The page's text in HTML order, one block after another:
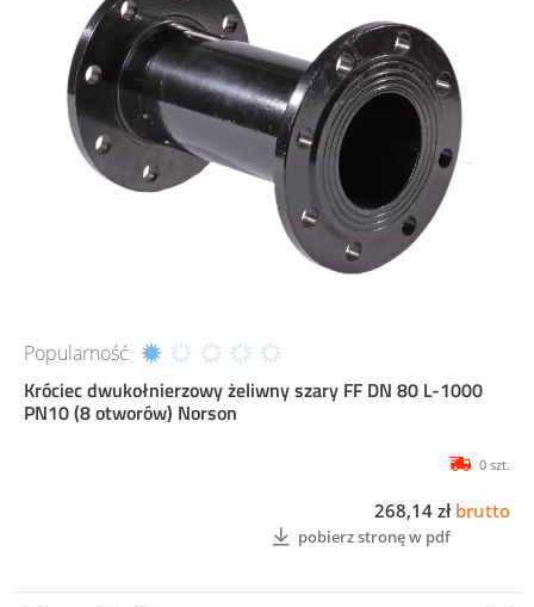
Popularność
Króciec dwukołnierzowy żeliwny szary FF DN 80 L-1000
PN10 (8 otworów) Norson
0 szt.
268,14 zł brutto
pobierz stronę w pdf